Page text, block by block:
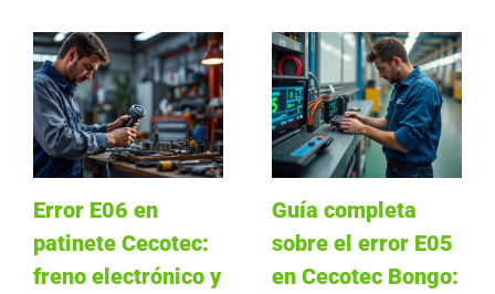
Error E06 en
patinete Cecotec:
freno electrónico y
Guía completa
sobre el error E05
en Cecotec Bongo: